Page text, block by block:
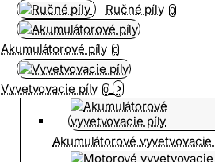
Ručné píly 0
Akumulátorové píly 0
Vyvetvovacie píly 0
Akumulátorové